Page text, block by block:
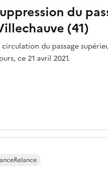
du
(41)
du passage
ce 21 avril 2021.